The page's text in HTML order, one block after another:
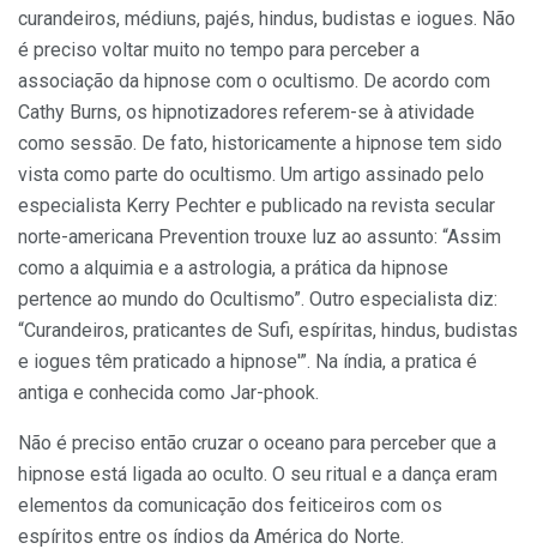
curandeiros, médiuns, pajés, hindus, budistas e iogues. Não
é preciso voltar muito no tempo para perceber a
associação da hipnose com o ocultismo. De acordo com
Cathy Burns, os hipnotizadores referem-se à atividade
como sessão. De fato, histori­camente a hipnose tem sido
vista como parte do ocultismo. Um artigo assinado pelo
especialista Kerry Pechter e publi­cado na revista secular
norte-america­na Prevention trouxe luz ao assunto: “Assim
como a alquimia e a astrologia, a prática da hipnose
pertence ao mun­do do Ocultismo”. Outro especialista diz:
“Curandeiros, praticantes de Sufi, espí­ritas, hindus, budistas
e iogues têm pra­ticado a hipnose'”. Na índia, a pratica é
antiga e conhecida como Jar-phook.
Não é preciso então cruzar o oce­ano para perceber que a
hipnose está ligada ao oculto. O seu ritual e a dança eram
elementos da comunicação dos feiticeiros com os
espíritos entre os ín­dios da América do Norte.